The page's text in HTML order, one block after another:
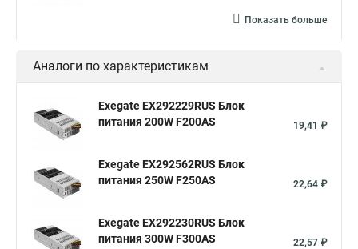
Показать больше
Аналоги по характеристикам
Exegate EX292229RUS Блок
питания 200W F200AS
19,41 ₽
Exegate EX292562RUS Блок
питания 250W F250AS
22,64 ₽
Exegate EX292230RUS Блок
питания 300W F300AS
22,57 ₽